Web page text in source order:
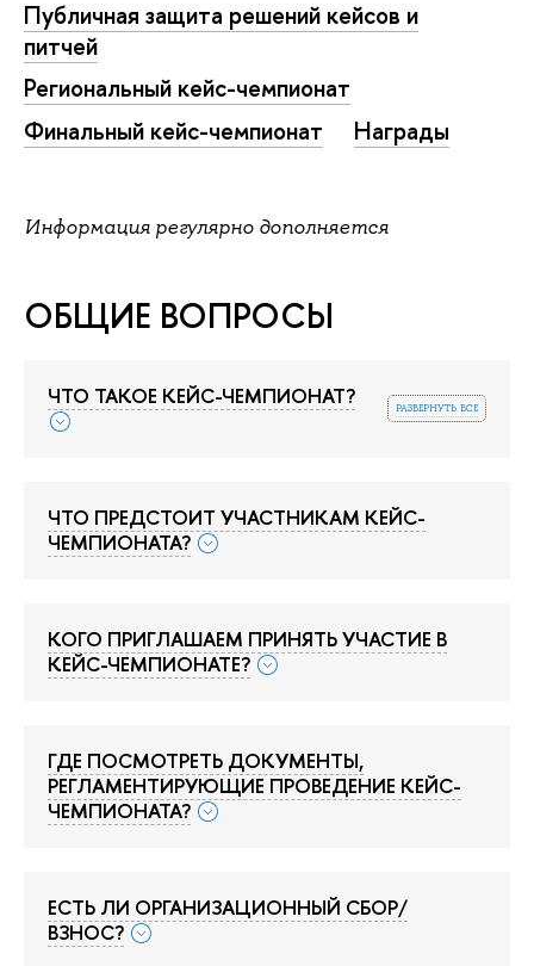
Публичная защита решений кейсов и
питчей
Региональный кейс-чемпионат
Финальный кейс-чемпионат
Награды
Информация регулярно дополняется
ОБЩИЕ ВОПРОСЫ
развернуть все
ЧТО ТАКОЕ КЕЙС-ЧЕМПИОНАТ?
ЧТО ПРЕДСТОИТ УЧАСТНИКАМ КЕЙС-
ЧЕМПИОНАТА?
КОГО ПРИГЛАШАЕМ ПРИНЯТЬ УЧАСТИЕ В
КЕЙС-ЧЕМПИОНАТЕ?
ГДЕ ПОСМОТРЕТЬ ДОКУМЕНТЫ,
РЕГЛАМЕНТИРУЮЩИЕ ПРОВЕДЕНИЕ КЕЙС-
ЧЕМПИОНАТА?
ЕСТЬ ЛИ ОРГАНИЗАЦИОННЫЙ СБОР/
ВЗНОС?